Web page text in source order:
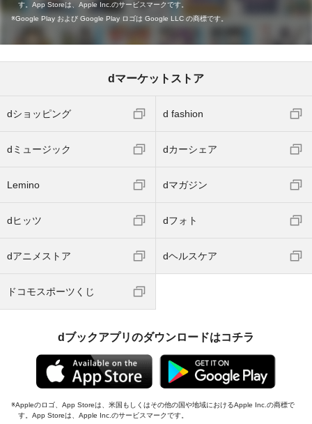
す。App Storeは、Apple Inc.のサービスマークです。
Google Play および Google Play ロゴは Google LLC の商標です。
dマーケットストア
dショッピング d fashion
dミュージック dカーシェア
Lemino dマガジン
dヒッツ dフォト
dアニメストア dヘルスケア
ドコモスポーツくじ
dブックアプリのダウンロードはコチラ
Appleのロゴ、App Storeは、米国もしくはその他の国や地域におけるApple Inc.の商標で
す。App Storeは、Apple Inc.のサービスマークです。